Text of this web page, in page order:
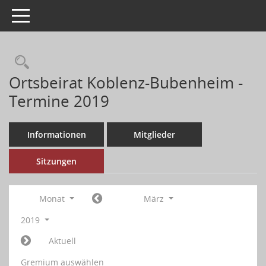
Toggle navigation
Ortsbeirat Koblenz-Bubenheim -
Termine 2019
Informationen Mitglieder
Sitzungen
Monat
März
2019
Aktuell
Gremium auswählen